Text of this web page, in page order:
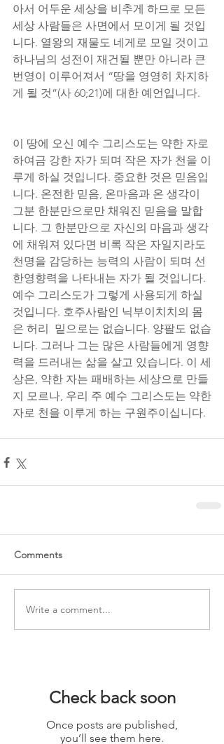
아서 어두운 세상을 비추게 하므로 모든
세상 사람들은 사면에서 모이게 될 것입
니다. 열왕의 재물도 네게로 모일 것이고
하나님의 성전이 재건될 뿐만 아니라 큰
번영이 이루어져서 “땅을 영영히 차지하
게 될 것”(사 60;21)에 대한 예언입니다.
이 땅에 오신 예수 그리스도는 약한 자로
하여금 강한 자가 되며 작은 자가 천을 이
루게 하실 것입니다. 중요한 것은 믿음입
니다. 온전한 믿음, 온마음과 온 생각이
그분 한분만으로만 채워진 믿음을 말합
니다. 그 한분만으로 자신의 마음과 생각
에 채워져 있다면 비록 작은 자일지라도
천명을 감당하는 능력의 사람이 되며 선
한영향력을 나타내는 자가 될 것입니다.
예수 그리스도가 그렇게 사용되게 하실
것입니다. 호주사람인 닉부이치치의 몸
은 허리  밑으로는 없습니다. 양팔도 없습
니다. 그러나 그는 많은 사람들에게 영향
력을 드러내는 삶을 살고 있습니다. 이 세
상은, 약한 자는 패배하는 세상으로 만들
지 모르나, 우리 주 예수 그리스도는 약한
자로 천을 이루게 하는 구원주이십니다.
Comments
Write a comment...
Check back soon
Once posts are published,
you’ll see them here.